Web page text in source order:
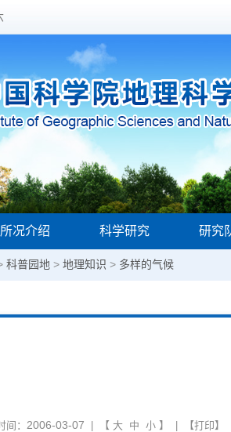
所况介绍 科学研究 研究
科普园地 > 地理知识 > 多样的气候
间： 2006-03-07 | 【 大 中 小 】 | 【打印】